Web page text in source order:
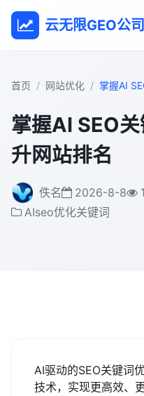
云无限GEO公司
首页 网站优化 掌握AI
掌握AI SEO
升网站排名
佚名 2026-8-8
AIseo优化关键词
AI驱动的SEO关键词
技术，实现更高效、